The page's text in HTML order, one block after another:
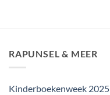
RAPUNSEL & MEER
Kinderboekenweek 2025